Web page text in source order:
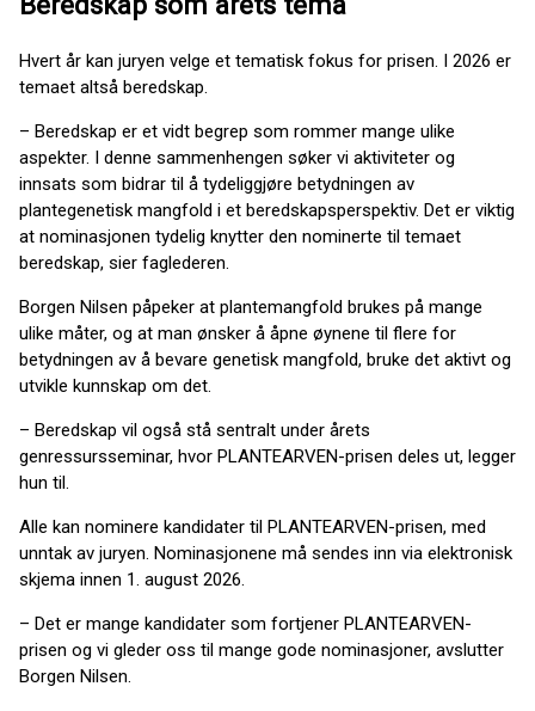
Hvert år kan juryen velge et tematisk fokus for prisen. I 2026 er
temaet altså beredskap.
– Beredskap er et vidt begrep som rommer mange ulike
aspekter. I denne sammenhengen søker vi aktiviteter og
innsats som bidrar til å tydeliggjøre betydningen av
plantegenetisk mangfold i et beredskapsperspektiv. Det er viktig
at nominasjonen tydelig knytter den nominerte til temaet
beredskap, sier faglederen.
Borgen Nilsen påpeker at plantemangfold brukes på mange
ulike måter, og at man ønsker å åpne øynene til flere for
betydningen av å bevare genetisk mangfold, bruke det aktivt og
utvikle kunnskap om det.
– Beredskap vil også stå sentralt under årets
genressursseminar, hvor PLANTEARVEN-prisen deles ut, legger
hun til.
Alle kan nominere kandidater til PLANTEARVEN-prisen, med
unntak av juryen. Nominasjonene må sendes inn via elektronisk
skjema innen 1. august 2026.
– Det er mange kandidater som fortjener PLANTEARVEN-
prisen og vi gleder oss til mange gode nominasjoner, avslutter
Borgen Nilsen.